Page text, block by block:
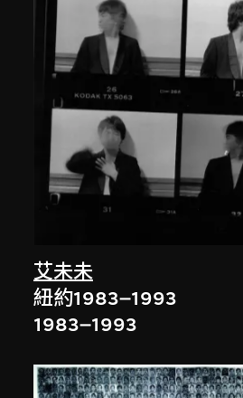
艾未未
紐約1983–1993
1983–1993